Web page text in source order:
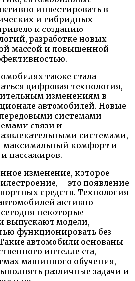
инвестировать в
и гибридных
к созданию
разработке новых
массой и повышенной
также стала
цифровая технология,
изменениям в
автомобилей. Новые
системами
связи и
системами,
комфорт и
пассажиров.
изменение, которое
– это появление
средств. Технология
активно
некоторые
выпускают модели,
функционировать без
автомобили основаны
интеллекта,
машинного обучения,
различные задачи и